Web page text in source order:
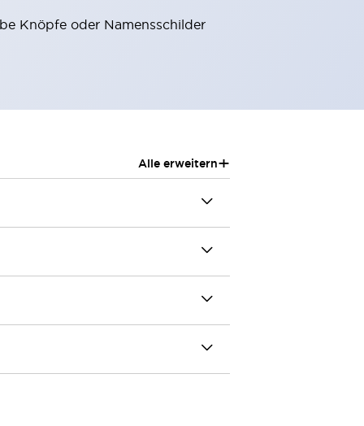
Knöpfe oder Namensschilder
Alle erweitern+